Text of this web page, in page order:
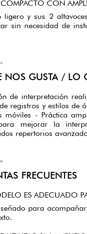
CON
ligero y sus 2
sin necesidad de
NOS GUSTA / LO
de interpretación
registros y estilos de
móviles - Práctica
mejorar la
repertorios
FRECUENTES
ES ADECUADO
para